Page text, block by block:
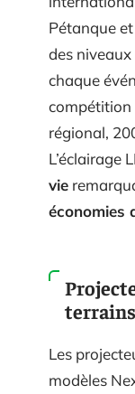
Pétanque et
des niveaux
chaque
compétition
régional,
L’éclairage
vie
économies
Les
modèles